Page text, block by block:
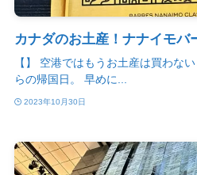
カナダのお土産！ナナイモバ
【】 空港ではもうお土産は買わな
らの帰国日。 早めに...
2023年10月30日